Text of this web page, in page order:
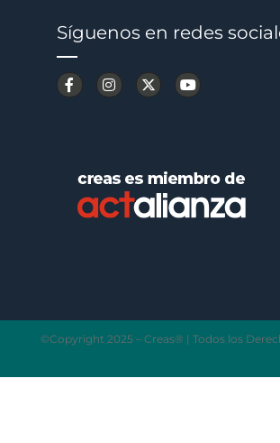
Síguenos en redes
©Copyright 2025 – Creas® | Todos los